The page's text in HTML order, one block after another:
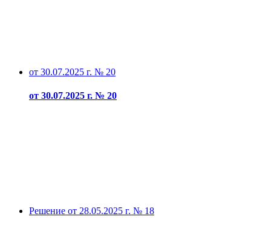
от 30.07.2025 г. № 20
от 30.07.2025 г. № 20
Решение от 28.05.2025 г. № 18